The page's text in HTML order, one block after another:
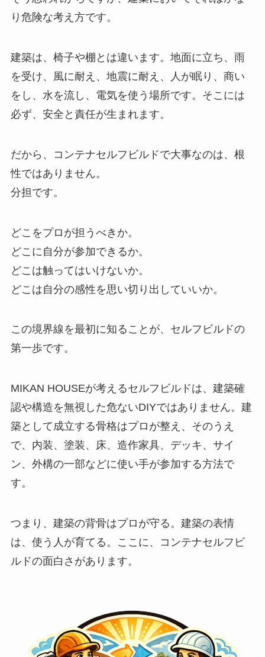
り危険な考え方です。
建築は、椅子や棚とは違います。地面に立ち、雨
を受け、風に耐え、地震に耐え、人が眠り、商い
をし、水を流し、電気を使う場所です。そこには
必ず、安全と責任が生まれます。
だから、コンテナセルフビルドで大事なのは、根
性ではありません。
分担です。
どこをプロが担うべきか。
どこに自分が参加できるか。
どこは触ってはいけないか。
どこは自分の感性を思い切り出していいか。
この境界線を最初に知ることが、セルフビルドの
第一歩です。
MIKAN HOUSEが考えるセルフビルドは、建築確
認や構造を無視した危ないDIYではありません。建
築として成立する骨格はプロが整え、そのうえ
で、内装、塗装、床、造作家具、デッキ、サイ
ン、外構の一部などに使い手が参加する方法で
す。
つまり、建築の背骨はプロが守る。建築の表情
は、使う人が育てる。ここに、コンテナセルフビ
ルドの面白さがあります。